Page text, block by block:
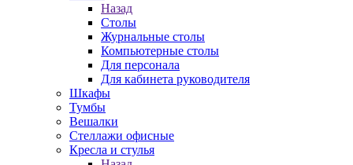
Назад
Столы
Журнальные столы
Компьютерные столы
Для персонала
Для кабинета руководителя
Шкафы
Тумбы
Вешалки
Стеллажи офисные
Кресла и стулья